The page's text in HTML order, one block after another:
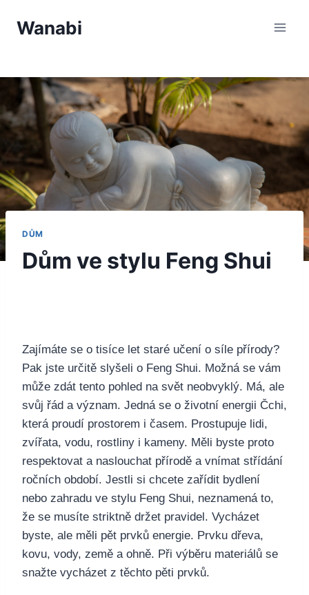
Wanabi
DŮM
Dům ve stylu Feng Shui
Zajímáte se o tisíce let staré učení o síle přírody?
Pak jste určitě slyšeli o Feng Shui. Možná se vám
může zdát tento pohled na svět neobvyklý. Má, ale
svůj řád a význam. Jedná se o životní energii Čchi,
která proudí prostorem i časem. Prostupuje lidi,
zvířata, vodu, rostliny i kameny. Měli byste proto
respektovat a naslouchat přírodě a vnímat střídání
ročních období. Jestli si chcete zařídit bydlení
nebo zahradu ve stylu Feng Shui, neznamená to,
že se musíte striktně držet pravidel. Vycházet
byste, ale měli pět prvků energie. Prvku dřeva,
kovu, vody, země a ohně. Při výběru materiálů se
snažte vycházet z těchto pěti prvků.